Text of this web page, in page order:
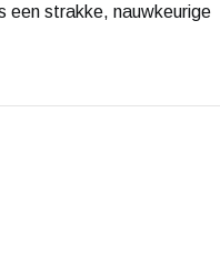
een strakke, nauwkeurige